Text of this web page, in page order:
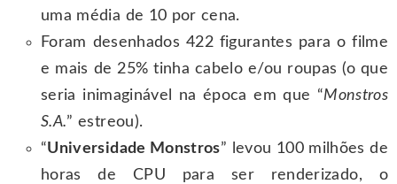
uma média de 10 por cena.
Foram desenhados 422 figurantes para o filme
e mais de 25% tinha cabelo e/ou roupas (o que
seria inimaginável na época em que “Monstros
S.A.” estreou).
“Universidade Monstros” levou 100 milhões de
horas de CPU para ser renderizado, o